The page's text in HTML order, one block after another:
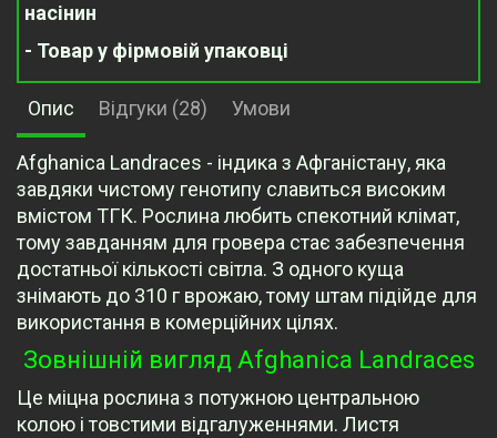
насінин
- Товар у фірмовій упаковці
Опис Відгуки (28) Умови
Afghanica Landraces - індика з Афганістану, яка
завдяки чистому генотипу славиться високим
вмістом ТГК. Рослина любить спекотний клімат,
тому завданням для гровера стає забезпечення
достатньої кількості світла. З одного куща
знімають до 310 г врожаю, тому штам підійде для
використання в комерційних цілях.
Зовнішній вигляд Afghanica Landraces
Це міцна рослина з потужною центральною
колою і товстими відгалуженнями. Листя